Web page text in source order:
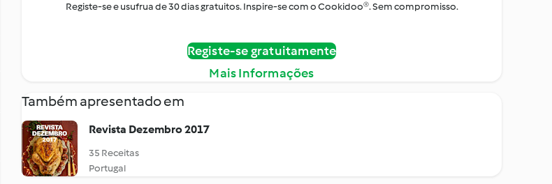
Registe-se e usufrua de 30 dias gratuitos. Inspire-se com o Cookidoo®. Sem compromisso.
Registe-se gratuitamente
Mais Informações
Também apresentado em
Revista Dezembro 2017
35 Receitas
Portugal